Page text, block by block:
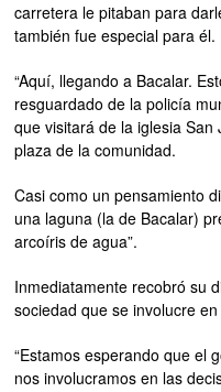
carretera le pitaban para
también fue especial para él.
“Aquí, llegando a Bacalar.
resguardado de la policía
que visitará de la iglesia
plaza de la comunidad.
Casi como un pensamiento
una laguna (la de Bacalar)
arcoíris de agua”.
Inmediatamente recobró su
sociedad que se involucre
“Estamos esperando que el
nos involucramos en las